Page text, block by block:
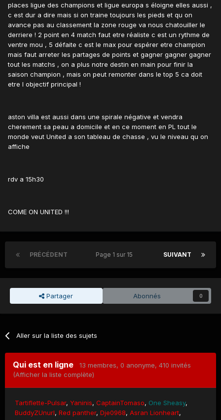
places ligue des champions et ligue europa s éloigne elles aussi ,
c est dur a dire mais si on traine toujours les pieds et qu on
avance pas au classement la zone rouge va nous chatouiller le
derriere ! 2 point en 4 match faut etre réaliste c est un rythme de
ventre mou , 5 défaite c est le max pour espérer etre champion
mais faut arreter les partages de points et gagner gagner gagner
tout les matchs , on a plus notre destin en main pour finir la
saison champion , mais on peut remonter dans le top 5 ca doit
etre l objectif principal !
aston villa est aussi dans une spirale négative et vendra
cherement sa peau a domicile et en ce moment en PL tout le
monde veut United a son tableau de chasse , vu le niveau qu on
affiche
rdv a 15h30
COME ON UNITED !!!
PRÉCÉDENT SUIVANT
Page 1 sur 15
Partager Abonnés 0
Aller sur la liste des sujets
Qui est en ligne 13 membres, 0 anonyme, 410 invités
(Afficher la liste complète)
Tartiflette-Pulsar Yaninis CaptainTomaso
One Sheasy
BuddyZUnurl Red panther Dje0968 Asran Lionheart